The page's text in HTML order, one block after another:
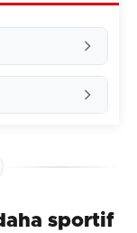
sportif